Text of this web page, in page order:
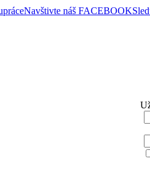
Navštivte náš FACEBOOK